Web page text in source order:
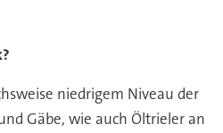
niedrigem Niveau der
Gäbe, wie auch Öltrieler an